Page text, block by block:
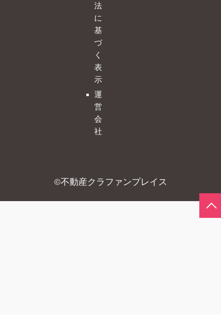
法
に
基
づ
く
表
示
運
営
会
社
©不動産クラファンプレイス